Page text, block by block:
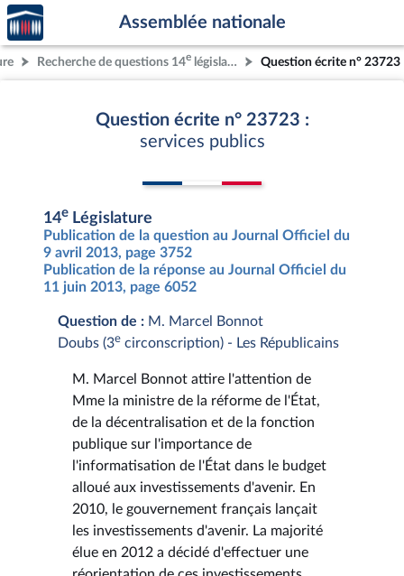
Aller au contenu
Aller en bas de la page
Accèder
à la
page
d'accueil
Assemblée nationale
Recherche de questions 14e législature Question écrite n° 23723
Question écrite n° 23723 :
services publics
14e Législature
Publication de la question au Journal Officiel du
9 avril 2013, page 3752
Publication de la réponse au Journal Officiel du
11 juin 2013, page 6052
Question de : M. Marcel Bonnot
Doubs (3e circonscription) - Les Républicains
M. Marcel Bonnot attire l'attention de
Mme la ministre de la réforme de l'État,
de la décentralisation et de la fonction
publique sur l'importance de
l'informatisation de l'État dans le budget
alloué aux investissements d'avenir. En
2010, le gouvernement français lançait
les investissements d'avenir. La majorité
élue en 2012 a décidé d'effectuer une